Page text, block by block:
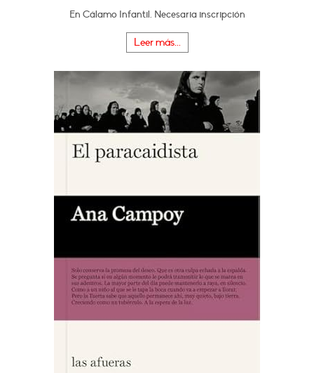
En Cálamo Infantil. Necesaria inscripción
Leer más...